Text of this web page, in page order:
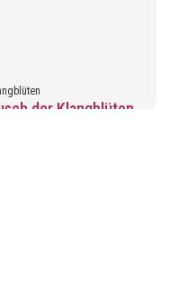
der Klangblüten
Restaurant Hammer